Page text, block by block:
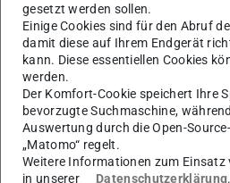
Arbeitsgebiet(e)
Co-Simulation von
Wärmenetzen, Numerische
Systeme,
gesetzt werden sollen.
Einige Cookies sind für den Abruf
damit diese auf Ihrem Endgerät
kann. Diese essentiellen Cookies
werden.
Der Komfort-Cookie speichert Ihre
bevorzugte Suchmaschine,
Auswertung durch die Open-
„Matomo“ regelt.
Weitere Informationen zum Einsatz
in unserer
Datenschutzerklärung.